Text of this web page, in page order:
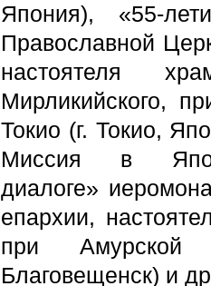
Япония), «55-
Православной
настоятеля
Мирликийского,
Токио (г. Токио,
Миссия в
диалоге»
епархии,
при Амурской
Благовещенск) и